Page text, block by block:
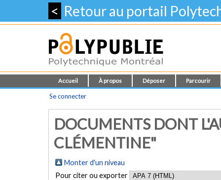
< Retour au portail
Accueil À propos Déposer Parcourir
Se connecter
DOCUMENTS DONT
CLÉMENTINE"
Monter d'un niveau
Pour citer ou exporter